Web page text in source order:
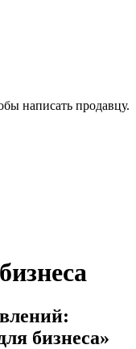
написать продавцу.
бизнеса»